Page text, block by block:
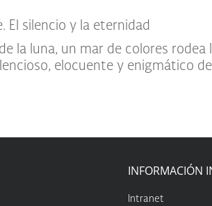
El silencio y la eternidad
la luna, un mar de colores
elocuente y enigmático
INFORMACIÓN
Intranet